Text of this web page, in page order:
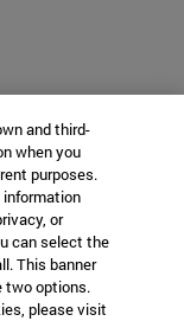
and third-
when you
purposes.
information
or
can select the
This banner
two options.
please visit